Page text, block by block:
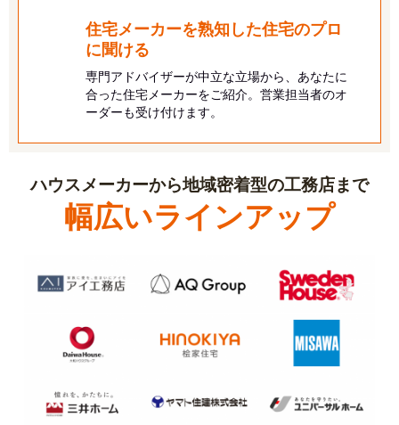
住宅メーカーを熟知した住宅のプロ
に聞ける
専門アドバイザーが中立な立場から、あなたに
合った住宅メーカーをご紹介。営業担当者のオ
ーダーも受け付けます。
ハウスメーカーから地域密着型の工務店まで
幅広いラインアップ